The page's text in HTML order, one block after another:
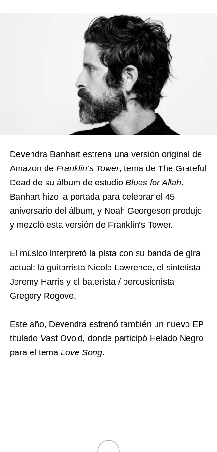
Devendra Banhart estrena una versión original de
Amazon de Franklin’s Tower, tema de The Grateful
Dead de su álbum de estudio Blues for Allah.
Banhart hizo la portada para celebrar el 45
aniversario del álbum, y Noah Georgeson produjo
y mezcló esta versión de Franklin’s Tower.
El músico interpretó la pista con su banda de gira
actual: la guitarrista Nicole Lawrence, el sintetista
Jeremy Harris y el baterista / percusionista
Gregory Rogove.
Este año, Devendra estrenó también un nuevo EP
titulado Vast Ovoid, donde participó Helado Negro
para el tema Love Song.